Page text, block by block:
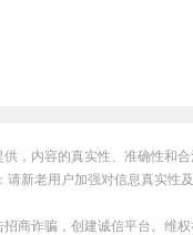
，内容的真实性、准确性和
新老用户加强对信息真实性
商诈骗，创建诚信平台。维权